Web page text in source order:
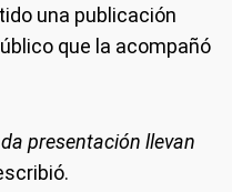
una publicación
que la acompañó
presentación llevan